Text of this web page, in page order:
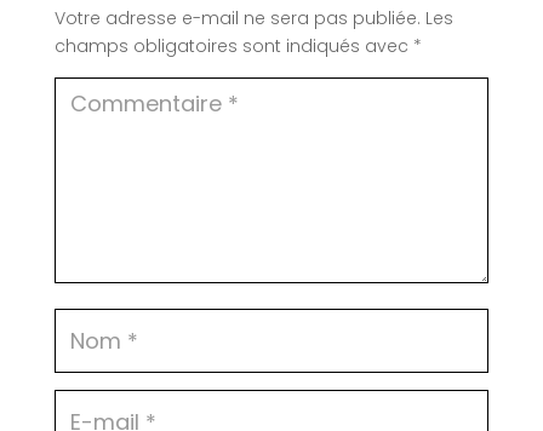
Votre adresse e-mail ne sera pas publiée. Les
champs obligatoires sont indiqués avec *